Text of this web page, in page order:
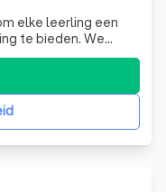
elke leerling een
te bieden. We
passen onze lessen
ervaren instructeurs
met faalangst,